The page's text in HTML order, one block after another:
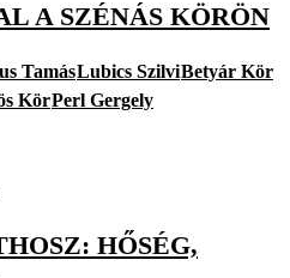
A SZÉNÁS KÖRÖN
TamásLubics SzilviBetyár Kör
KörPerl Gergely
HŐSÉG,